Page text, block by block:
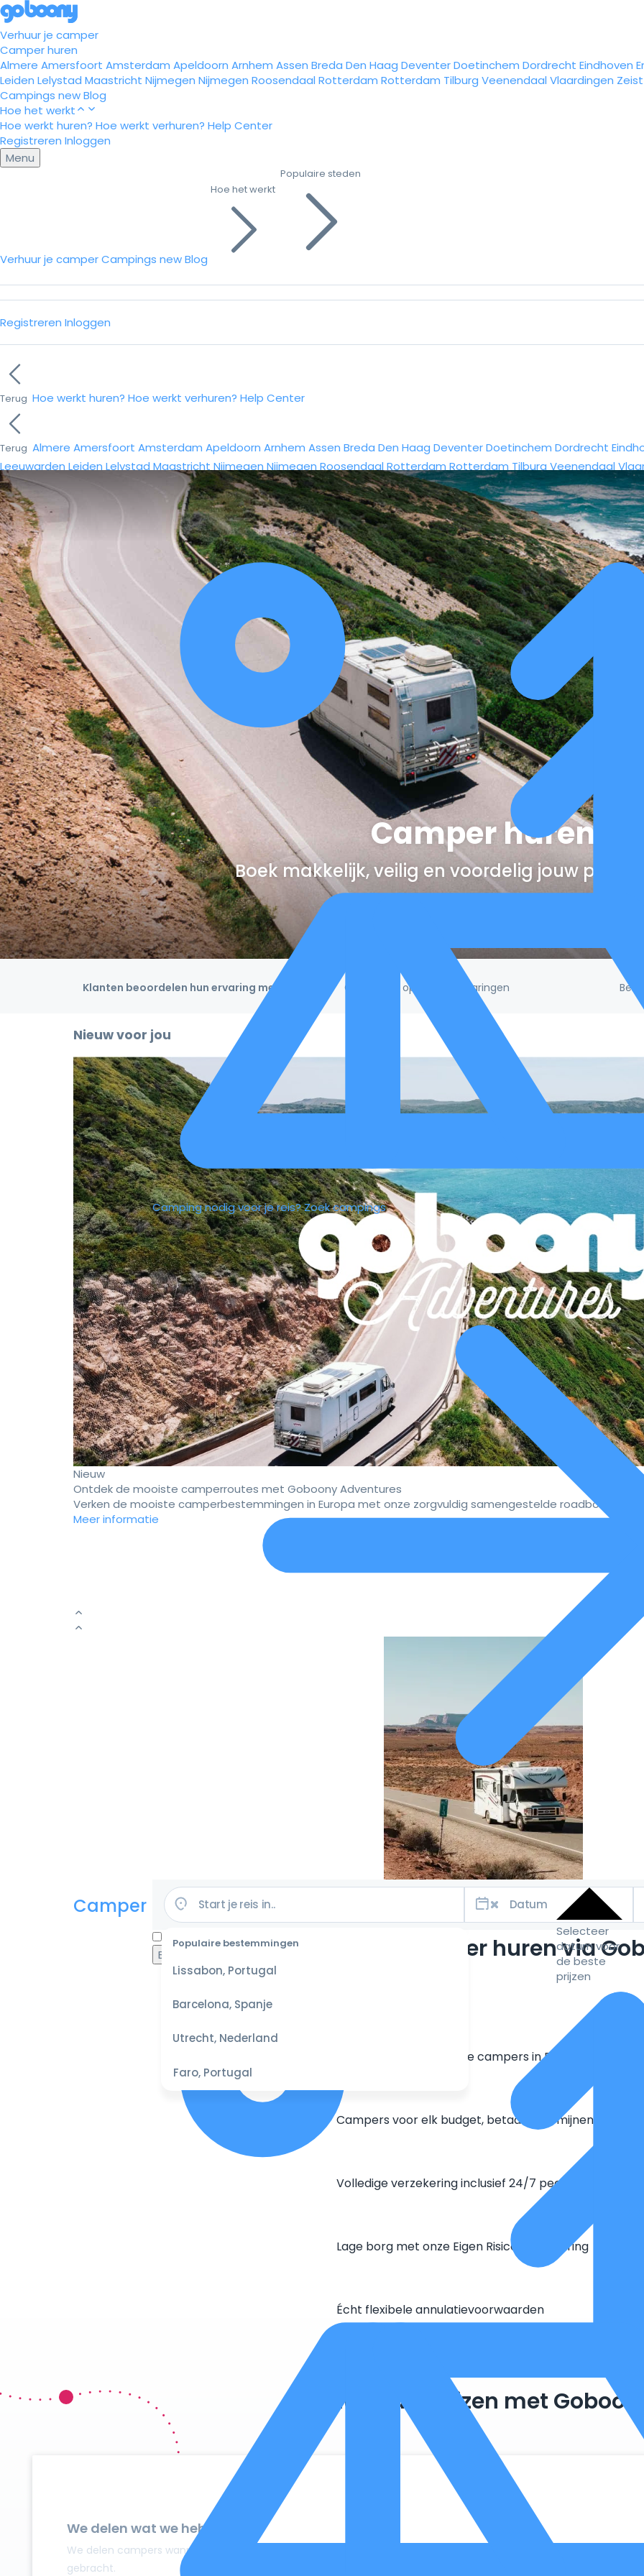
Verhuur je camper
Camper huren
Almere Amersfoort Amsterdam Apeldoorn Arnhem Assen Breda Den Haag DeventerDoetinchem Dordrecht Eindhoven
Leiden Lelystad Maastricht Nijmegen Nijmegen Roosendaal Rotterdam Rotterdam Tilburg Veenendaal Vlaardingen Zeist
Campings newBlog
Hoe het werkt
Hoe werkt huren? Hoe werkt verhuren? Help Center
Registreren Inloggen
Menu
Verhuur je camperCampings newBlog
Hoe het werkt
Populaire steden
Registreren Inloggen
Terug Hoe werkt huren? Hoe werkt verhuren? Help Center
Terug Almere Amersfoort Amsterdam Apeldoorn Arnhem Assen Breda Den Haag DeventerDoetinchem Dordrecht
Leeuwarden Leiden Lelystad Maastricht Nijmegen Nijmegen Roosendaal Rotterdam Rotterdam Tilburg Veenendaal
Camping nodig voor je reis?Zoek campings
Populaire bestemmingen
Lissabon, Portugal
Barcelona, Spanje
Utrecht, Nederland
Faro, Portugal
Selecteer
datum voor
de beste
prijzen
Camper huren
Boek makkelijk, veilig en voordelig jouw
Klanten beoordelen hun ervaring met een 4,9/5! Gebaseerd op 132.395 ervaringen
Nieuw voor jou
Nieuw
Ontdek de mooiste camperroutes met Goboony Adventures
Verken de mooiste camperbestemmingen in Europa met onze zorgvuldig samengestelde roadbooks.
Meer informatie
Camper huren in de VS
Waarom een camper huren via
Grootste aanbod unieke campers in Europa
Campers voor elk budget, betaal in termijnen
Volledige verzekering inclusief 24/7 pechhulp
Lage borg met onze Eigen Risico Verzekering
Écht flexibele annulatievoorwaarden
Duurzaam reizen met
We delen wat we hebben
We delen campers wanneer ze niet gebruikt worden. Zo maken we optimaal gebruik van wat er al beschikbaar
gebracht.